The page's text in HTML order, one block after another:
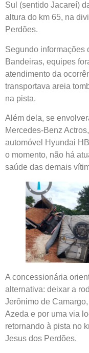
Sul (sentido Jacareí)
altura do km 65, na
Perdões.
Segundo informações
Bandeiras, equipes
atendimento da
transportava areia
na pista.
Além dela, se
Mercedes-Benz
automóvel Hyundai
o momento, não há
saúde das demais
A concessionária
alternativa: deixar a
Jerônimo de
Azeda e por uma via
retornando à pista no
Jesus dos Perdões.